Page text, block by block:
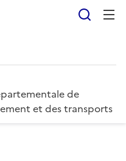
de
et des transports